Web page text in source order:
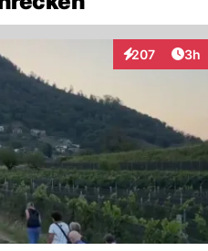
207
Interaktionen
3h